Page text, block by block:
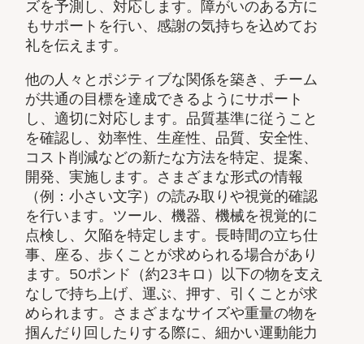
ズを予測し、対応します。障がいのある方に
もサポートを行い、感謝の気持ちを込めてお
礼を伝えます。
他の人々とポジティブな関係を築き、チーム
が共通の目標を達成できるようにサポート
し、適切に対応します。品質基準に従うこと
を確認し、効率性、生産性、品質、安全性、
コスト削減などの新たな方法を特定、提案、
開発、実施します。さまざまな形式の情報
（例：小さい文字）の読み取りや視覚的確認
を行います。ツール、機器、機械を視覚的に
点検し、欠陥を特定します。長時間の立ち仕
事、座る、歩くことが求められる場合があり
ます。50ポンド（約23キロ）以下の物を支え
なしで持ち上げ、運ぶ、押す、引くことが求
められます。さまざまなサイズや重量の物を
掴んだり回したりする際に、細かい運動能力